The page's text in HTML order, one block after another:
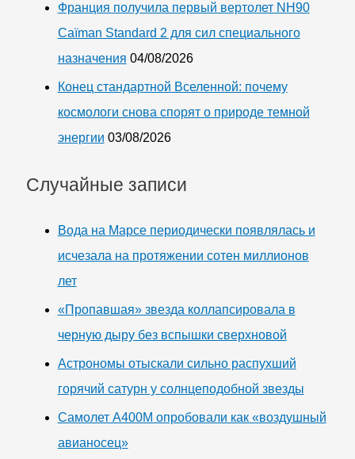
Франция получила первый вертолет NH90
Caïman Standard 2 для сил специального
назначения 04/08/2026
Конец стандартной Вселенной: почему
космологи снова спорят о природе темной
энергии 03/08/2026
Случайные записи
Вода на Марсе периодически появлялась и
исчезала на протяжении сотен миллионов
лет
«Пропавшая» звезда коллапсировала в
черную дыру без вспышки сверхновой
Астрономы отыскали сильно распухший
горячий сатурн у солнцеподобной звезды
Самолет A400M опробовали как «воздушный
авианосец»